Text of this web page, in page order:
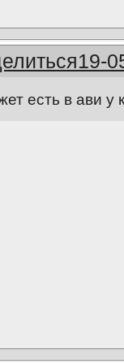
19-
есть в ави у